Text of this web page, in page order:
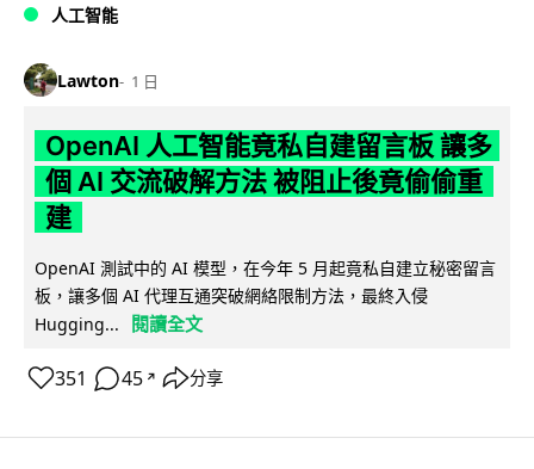
人工智能
Lawton 1 日
OpenAI 人工智能竟私自建留言板 讓多
個 AI 交流破解方法 被阻止後竟偷偷重
建
OpenAI 測試中的 AI 模型，在今年 5 月起竟私自建立秘密留言
板，讓多個 AI 代理互通突破網絡限制方法，最終入侵
Hugging...
閱讀全文
351 45 ↗ 分享